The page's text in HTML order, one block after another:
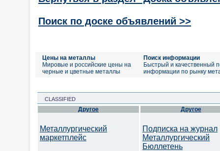
Поиск по доске объявлений >>
Цены на металлы
Мировые и российские цены на
черные и цветные металлы
Поиск информации
Быстрый и качественный
информации по рынку
CLASSIFIED
Другое
Металлургический
маркетплейс
Другое
Подписка на журнал
Металлургический
Бюллетень